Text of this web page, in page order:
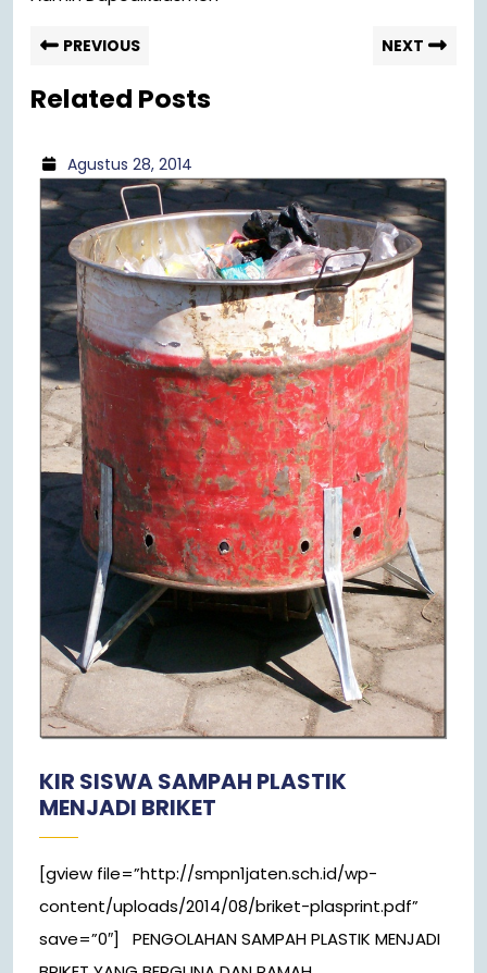
PREVIOUS NEXT
Related Posts
Agustus 28, 2014
KIR SISWA SAMPAH PLASTIK
MENJADI BRIKET
[gview file=”http://smpn1jaten.sch.id/wp-
content/uploads/2014/08/briket-plasprint.pdf”
save=”0″] PENGOLAHAN SAMPAH PLASTIK MENJADI